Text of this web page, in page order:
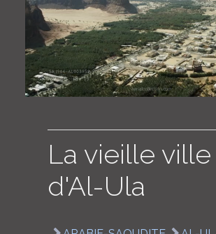
La vieille ville
d'Al-Ula